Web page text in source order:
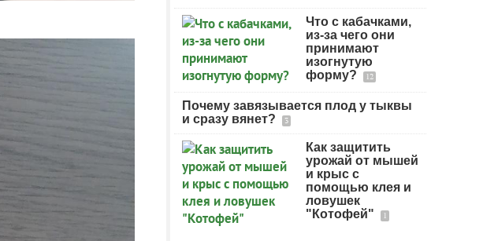
Что с кабачками,
из-за чего они
принимают
изогнутую
форму?
12
Почему завязывается плод у тыквы
и сразу вянет?
3
Как защитить
урожай от мышей
и крыс с
помощью клея и
ловушек
"Котофей"
1